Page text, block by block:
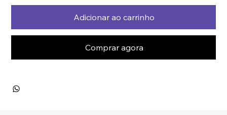
Adicionar ao carrinho
Comprar agora